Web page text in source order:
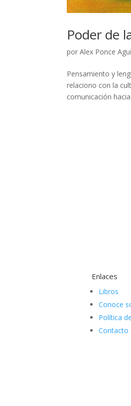
Poder de
porAlex Ponce
Pensamiento y
relaciono con la
comunicación
Enlaces
Libros
Conoce
Política
Contacto